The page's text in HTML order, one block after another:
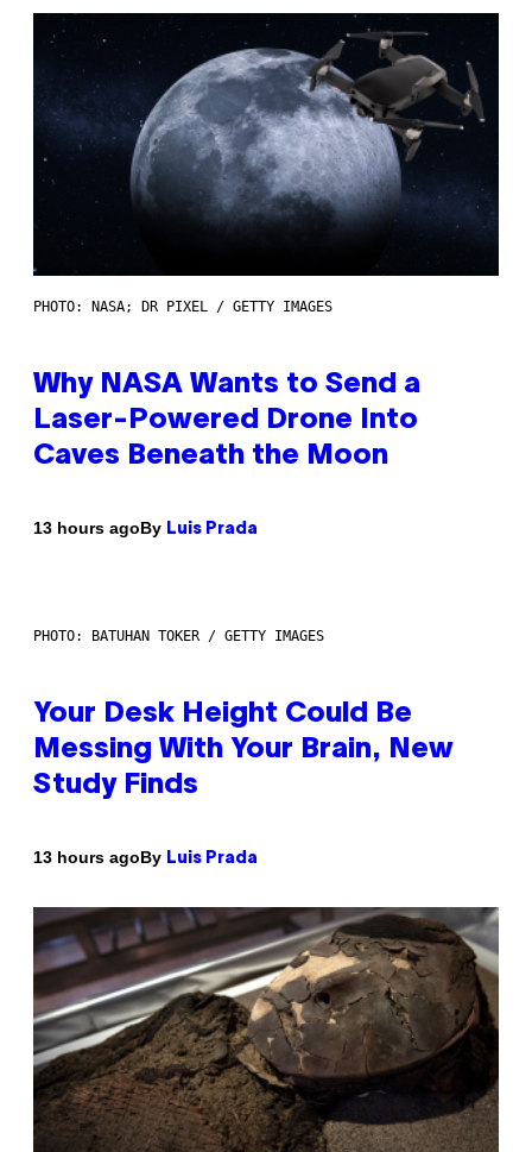
PHOTO: NASA; DR PIXEL / GETTY IMAGES
Why NASA Wants to Send a
Laser-Powered Drone Into
Caves Beneath the Moon
13 hours agoBy Luis Prada
PHOTO: BATUHAN TOKER / GETTY IMAGES
Your Desk Height Could Be
Messing With Your Brain, New
Study Finds
13 hours agoBy Luis Prada